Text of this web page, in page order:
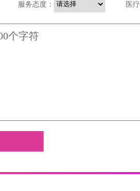
服务态度： 医